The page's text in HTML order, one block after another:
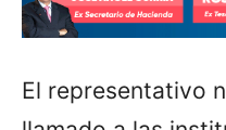
El representativo